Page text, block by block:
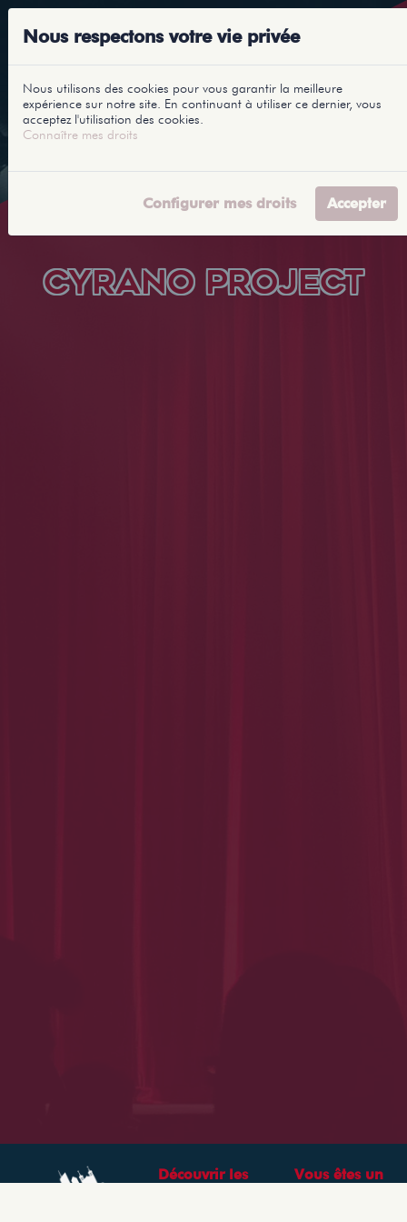
CYRANO PROJECT
Découvrir les
Vous êtes un
Nous respectons votre vie privée
Nous utilisons des cookies pour vous garantir la meilleure
expérience sur notre site. En continuant à utiliser ce dernier, vous
acceptez l'utilisation des cookies.
Connaître mes droits
Configurer mes droits Accepter